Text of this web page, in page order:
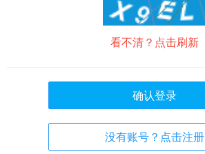
看不清？点击刷新
确认登录
没有账号？点击注册